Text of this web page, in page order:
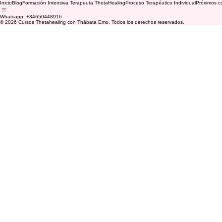
InicioBlogFormación Intensiva Terapeuta ThetaHealingProceso Terapéutico IndividualPróximos
Whatsapp: +34650448916
© 2026 Cursos Thetahealing con Thábata Emo. Todos los derechos reservados.